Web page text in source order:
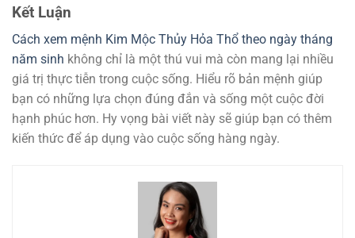
Kết Luận
Cách xem mệnh Kim Mộc Thủy Hỏa Thổ theo ngày tháng
năm sinh không chỉ là một thú vui mà còn mang lại nhiều
giá trị thực tiễn trong cuộc sống. Hiểu rõ bản mệnh giúp
bạn có những lựa chọn đúng đắn và sống một cuộc đời
hạnh phúc hơn. Hy vọng bài viết này sẽ giúp bạn có thêm
kiến thức để áp dụng vào cuộc sống hàng ngày.